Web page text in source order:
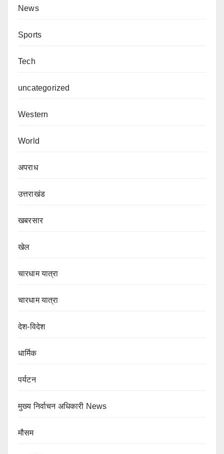
News
Sports
Tech
uncategorized
Western
World
अपराध
उत्तराखंड
खबरसार
खेल
चारधाम यात्रा
चारधाम यात्रा
देश-विदेश
धार्मिक
पर्यटन
मुख्य निर्वाचन अधिकारी News
मौसम